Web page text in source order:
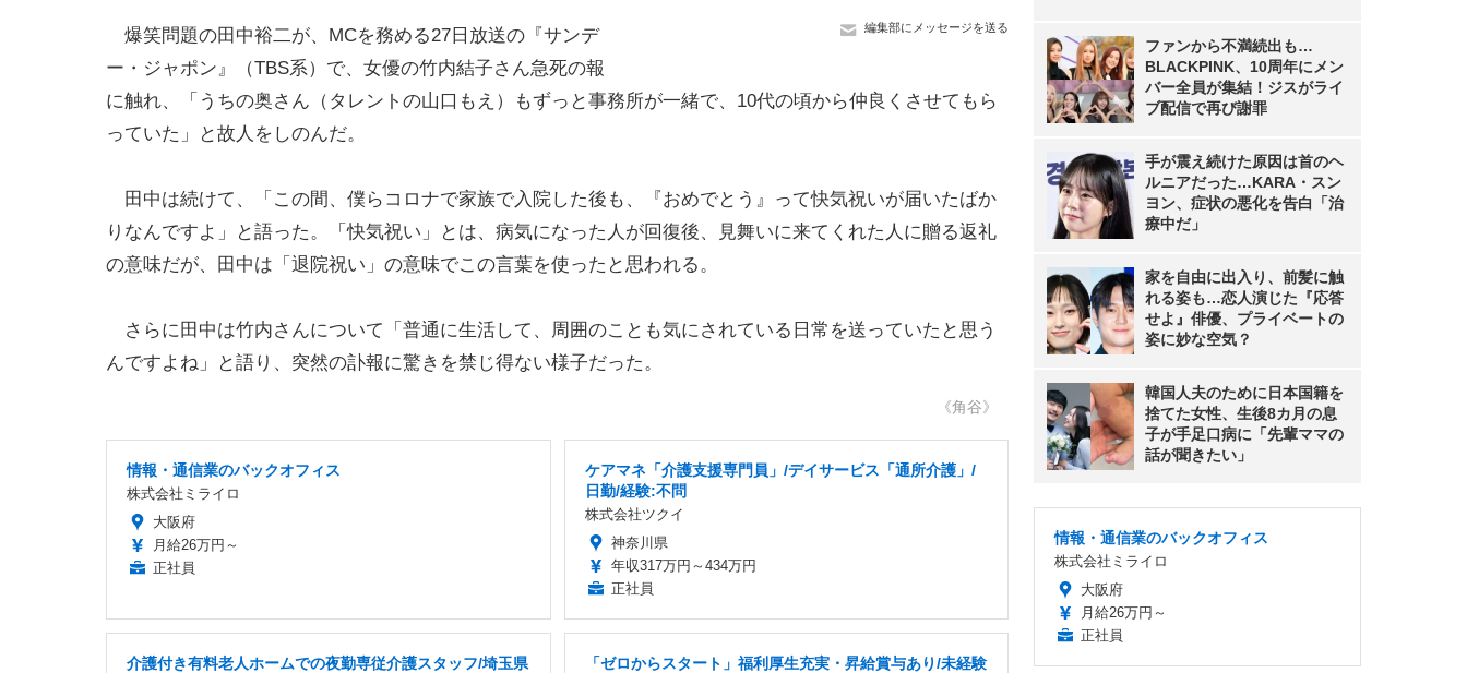
編集部にメッセージを送る
爆笑問題の田中裕二が、MCを務める27日放送の『サンデ
ー・ジャポン』（TBS系）で、女優の竹内結子さん急死の報
に触れ、「うちの奥さん（タレントの山口もえ）もずっと事務所が一緒で、10代の頃から仲良くさせてもら
っていた」と故人をしのんだ。
田中は続けて、「この間、僕らコロナで家族で入院した後も、『おめでとう』って快気祝いが届いたばか
りなんですよ」と語った。「快気祝い」とは、病気になった人が回復後、見舞いに来てくれた人に贈る返礼
の意味だが、田中は「退院祝い」の意味でこの言葉を使ったと思われる。
さらに田中は竹内さんについて「普通に生活して、周囲のことも気にされている日常を送っていたと思う
んですよね」と語り、突然の訃報に驚きを禁じ得ない様子だった。
《角谷》
情報・通信業のバックオフィス
株式会社ミライロ
大阪府
月給26万円～
正社員
ケアマネ「介護支援専門員」/デイサービス「通所介護」/
日勤/経験:不問
株式会社ツクイ
神奈川県
年収317万円～434万円
正社員
介護付き有料老人ホームでの夜勤専従介護スタッフ/埼玉県
「ゼロからスタート」福利厚生充実・昇給賞与あり/未経験
ファンから不満続出も…
BLACKPINK、10周年にメン
バー全員が集結！ジスがライ
ブ配信で再び謝罪
手が震え続けた原因は首のヘ
ルニアだった…KARA・スン
ヨン、症状の悪化を告白「治
療中だ」
家を自由に出入り、前髪に触
れる姿も…恋人演じた『応答
せよ』俳優、プライベートの
姿に妙な空気？
韓国人夫のために日本国籍を
捨てた女性、生後8カ月の息
子が手足口病に「先輩ママの
話が聞きたい」
情報・通信業のバックオフィス
株式会社ミライロ
大阪府
月給26万円～
正社員